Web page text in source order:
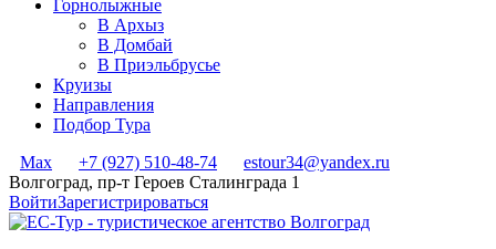
Горнолыжные
В Архыз
В Домбай
В Приэльбрусье
Круизы
Направления
Подбор Тура
Max
+7 (927) 510-48-74
estour34@yandex.ru
Волгоград, пр-т Героев Сталинграда 1
ВойтиЗарегистрироваться